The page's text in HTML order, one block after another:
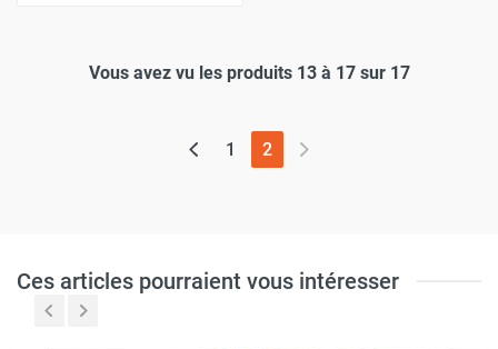
Vous avez vu les produits 13 à 17 sur 17
1 2(page actuelle)
Ces articles pourraient vous intéresser